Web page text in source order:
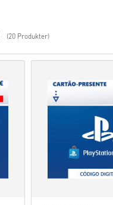
(20 Produkter)